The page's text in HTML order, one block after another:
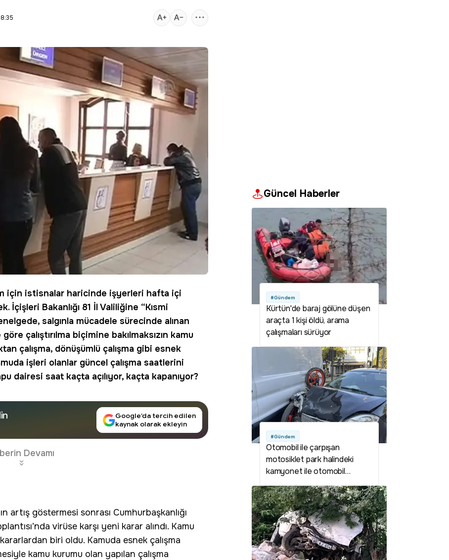
için istisnalar haricinde işyerleri hafta içi
İçişleri Bakanlığı 81 İl Valiliğine “Kısmi
salgınla mücadele sürecinde alınan
çalıştırılma biçimine bakılmaksızın kamu
çalışma, dönüşümlü çalışma gibi esnek
işleri olanlar güncel çalışma saatlerini
dairesi saat kaçta açılıyor, kaçta kapanıyor?
Google’da tercih edilen
kaynak olarak ekleyin
Devamı
artış göstermesi sonrası Cumhurbaşkanlığı
virüse karşı yeni karar alındı. Kamu
biri oldu. Kamuda esnek çalışma
kamu kurumu olan yapılan çalışma
Güncel Haberler
#Gündem
Kürtün'de baraj gölüne düşen
araçta 1 kişi öldü, arama
çalışmaları sürüyor
#Gündem
Otomobil ile çarpışan
motosiklet park halindeki
kamyonet ile otomobil